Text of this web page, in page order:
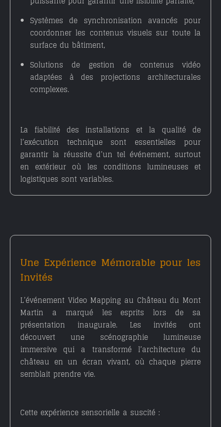
Systèmes de synchronisation avancés pour
coordonner les contenus visuels sur toute la
surface du bâtiment,
Solutions de gestion de contenus vidéo
adaptées à des projections architecturales
complexes.
La fiabilité des installations et la qualité de
l’exécution technique sont essentielles pour
garantir la réussite d’un tel événement, surtout
en extérieur où les conditions lumineuses et
logistiques sont variables.
Une Expérience Mémorable pour les
Invités
L’événement Video Mapping au Château du Mont
Martin a marqué les esprits lors de sa
présentation inaugurale. Les invités ont
découvert une scénographie lumineuse
immersive qui a transformé l’architecture du
château en un écran vivant, où chaque pierre
semblait prendre vie.
Cette expérience sensorielle a suscité :